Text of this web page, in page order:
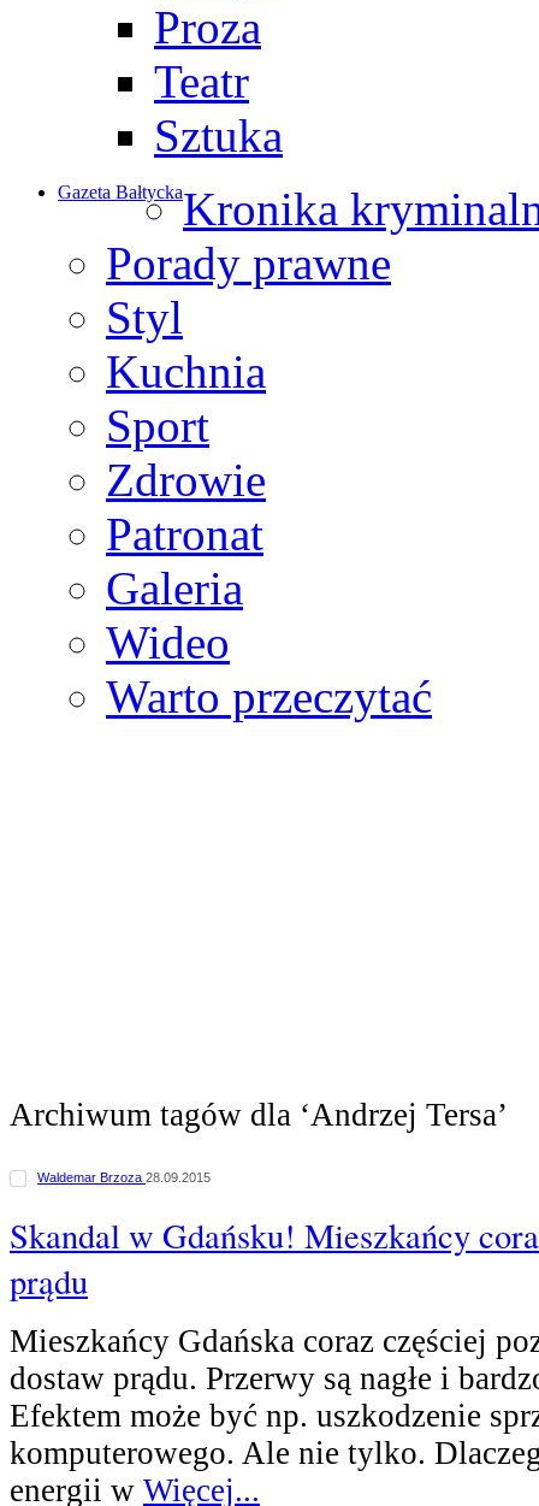
Proza
Teatr
Sztuka
Gazeta BałtyckaKronika
Porady prawne
Styl
Kuchnia
Sport
Zdrowie
Patronat
Galeria
Wideo
Warto przeczytać
Archiwum tagów dla ‘Andrzej Tersa’
Waldemar Brzoza 28.09.2015
Skandal w Gdańsku! Mieszkańcy
prądu
Mieszkańcy Gdańska coraz częściej
dostaw prądu. Przerwy są nagłe i
Efektem może być np. uszkodzenie
komputerowego. Ale nie tylko.
energii w Więcej...